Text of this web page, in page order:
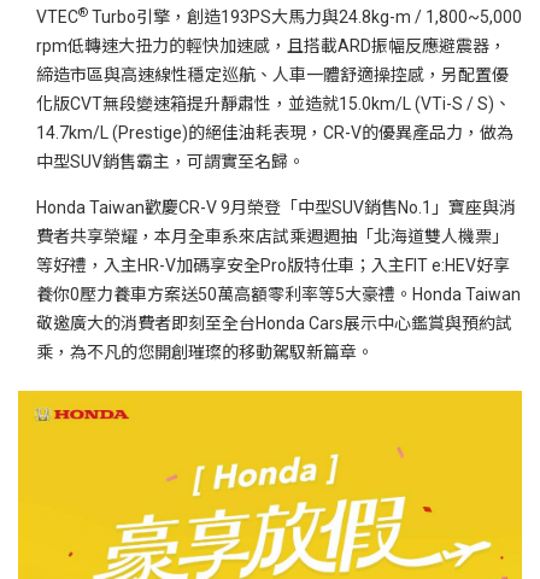
VTEC® Turbo引擎，創造193PS大馬力與24.8kg-m / 1,800~5,000
rpm低轉速大扭力的輕快加速感，且搭載ARD振幅反應避震器，
締造市區與高速線性穩定巡航、人車一體舒適操控感，另配置優
化版CVT無段變速箱提升靜肅性，並造就15.0km/L (VTi-S / S)、
14.7km/L (Prestige)的絕佳油耗表現，CR-V的優異產品力，做為
中型SUV銷售霸主，可謂實至名歸。
Honda Taiwan歡慶CR-V 9月榮登「中型SUV銷售No.1」寶座與消
費者共享榮耀，本月全車系來店試乘週週抽「北海道雙人機票」
等好禮，入主HR-V加碼享安全Pro版特仕車；入主FIT e:HEV好享
養你0壓力養車方案送50萬高額零利率等5大豪禮。Honda Taiwan
敬邀廣大的消費者即刻至全台Honda Cars展示中心鑑賞與預約試
乘，為不凡的您開創璀璨的移動駕馭新篇章。